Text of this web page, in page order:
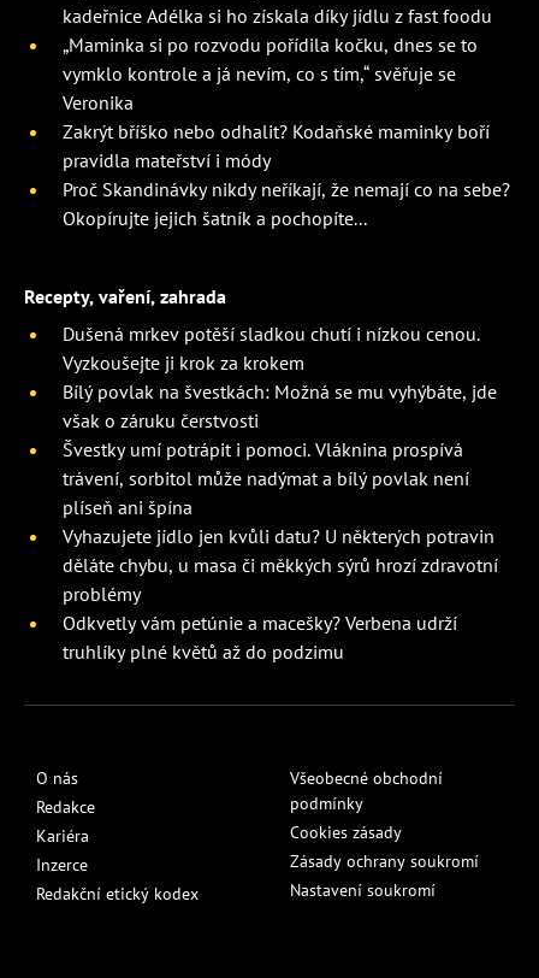
kadeřnice Adélka si ho získala díky jídlu z fast foodu
„Maminka si po rozvodu pořídila kočku, dnes se to
vymklo kontrole a já nevím, co s tím,“ svěřuje se
Veronika
Zakrýt bříško nebo odhalit? Kodaňské maminky boří
pravidla mateřství i módy
Proč Skandinávky nikdy neříkají, že nemají co na sebe?
Okopírujte jejich šatník a pochopíte...
Recepty, vaření, zahrada
Dušená mrkev potěší sladkou chutí i nízkou cenou.
Vyzkoušejte ji krok za krokem
Bílý povlak na švestkách: Možná se mu vyhýbáte, jde
však o záruku čerstvosti
Švestky umí potrápit i pomoci. Vláknina prospívá
trávení, sorbitol může nadýmat a bílý povlak není
plíseň ani špína
Vyhazujete jídlo jen kvůli datu? U některých potravin
děláte chybu, u masa či měkkých sýrů hrozí zdravotní
problémy
Odkvetly vám petúnie a macešky? Verbena udrží
truhlíky plné květů až do podzimu
O nás
Redakce
Kariéra
Inzerce
Redakční etický kodex
Všeobecné obchodní
podmínky
Cookies zásady
Zásady ochrany soukromí
Nastavení soukromí